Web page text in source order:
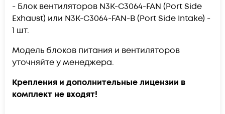
- Блок вентиляторов N3K-C3064-FAN (Port Side
Exhaust) или N3K-C3064-FAN-B(Port Side Intake) -
1 шт.
Модель блоков питания и вентиляторов
уточняйте у менеджера.
Крепления и дополнительные лицензии в
комплект не входят!